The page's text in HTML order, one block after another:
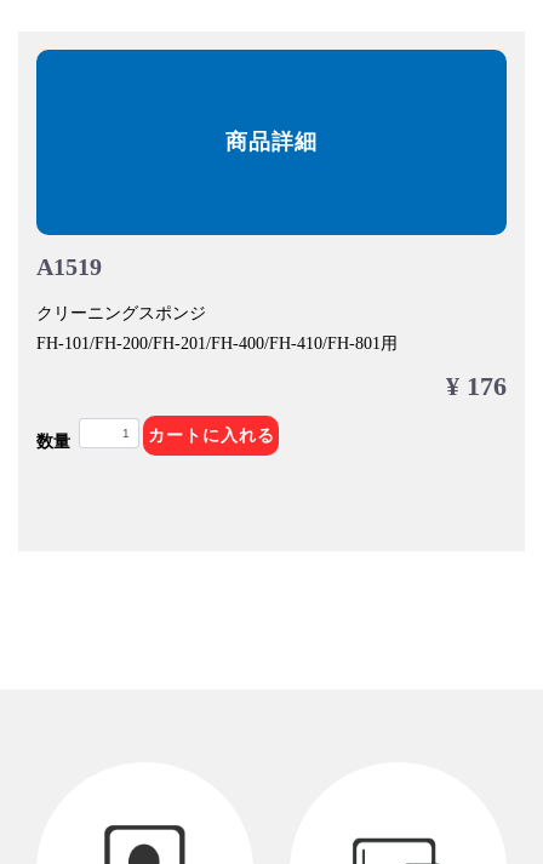
商品詳細
A1519
クリーニングスポンジ
FH-101/FH-200/FH-201/FH-400/FH-410/FH-801用
¥ 176
数量 カートに入れる